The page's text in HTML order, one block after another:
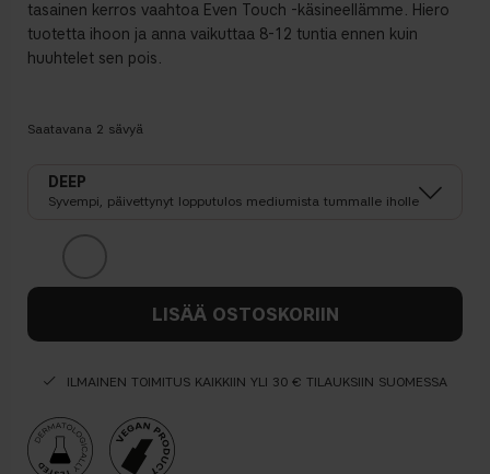
tasainen kerros vaahtoa Even Touch -käsineellämme. Hiero
tuotetta ihoon ja anna vaikuttaa 8-12 tuntia ennen kuin
huuhtelet sen pois.
Saatavana 2 sävyä
DEEP
Syvempi, päivettynyt lopputulos mediumista tummalle iholle
LISÄÄ OSTOSKORIIN
ILMAINEN TOIMITUS KAIKKIIN YLI 30 € TILAUKSIIN SUOMESSA